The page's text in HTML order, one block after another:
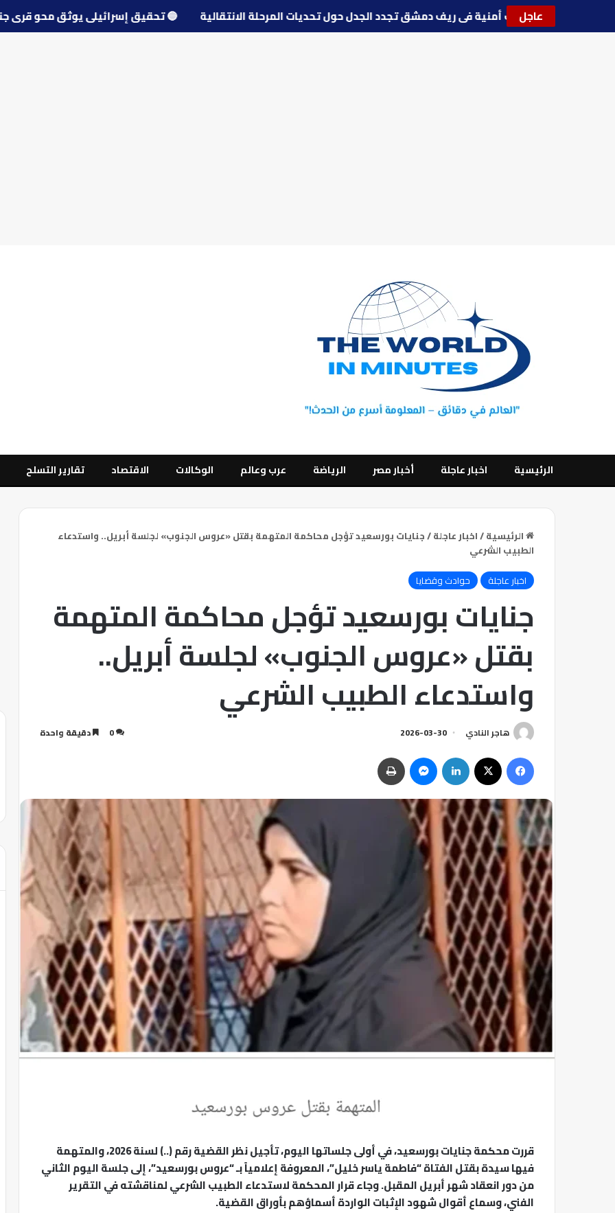
عاجل
🔵 توترات أمنية في ريف دمشق تجدد الجدل حول تحديات المرحلة الانتقالية 🔵تحقيق إسرائيلي يوثق محو
الرئيسية اخبار عاجلة أخبار مصر الرياضة عرب وعالم الوكالات الاقتصاد تقارير التسلح
الرئيسية/اخبار عاجلة/جنايات بورسعيد تؤجل محاكمة المتهمة بقتل «عروس الجنوب» لجلسة أبريل.. واستدعاء
الطبيب الشرعي
اخبار عاجلة
حوادث وقضايا
جنايات بورسعيد تؤجل محاكمة المتهمة
بقتل «عروس الجنوب» لجلسة أبريل..
واستدعاء الطبيب الشرعي
هاجر النادي 2026-03-30
0 دقيقة واحدة
قررت محكمة جنايات بورسعيد، في أولى جلساتها اليوم، تأجيل نظر القضية رقم (..) لسنة 2026، والمتهمة
فيها سيدة بقتل الفتاة “فاطمة ياسر خليل”، المعروفة إعلامياً بـ “عروس بورسعيد”، إلى جلسة اليوم الثاني
من دور انعقاد شهر أبريل المقبل. وجاء قرار المحكمة لاستدعاء الطبيب الشرعي لمناقشته في التقرير
الفني، وسماع أقوال شهود الإثبات الواردة أسماؤهم بأوراق القضية.